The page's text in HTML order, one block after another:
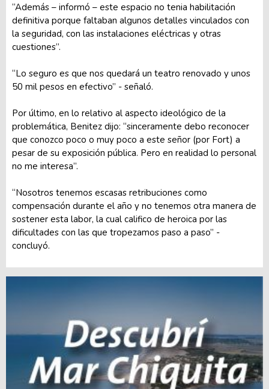
“Además – informó – este espacio no tenia habilitación
definitiva porque faltaban algunos detalles vinculados con
la seguridad, con las instalaciones eléctricas y otras
cuestiones”.
“Lo seguro es que nos quedará un teatro renovado y unos
50 mil pesos en efectivo” - señaló.
Por último, en lo relativo al aspecto ideológico de la
problemática, Benitez dijo: “sinceramente debo reconocer
que conozco poco o muy poco a este señor (por Fort) a
pesar de su exposición pública. Pero en realidad lo personal
no me interesa”.
“Nosotros tenemos escasas retribuciones como
compensación durante el año y no tenemos otra manera de
sostener esta labor, la cual califico de heroica por las
dificultades con las que tropezamos paso a paso” -
concluyó.